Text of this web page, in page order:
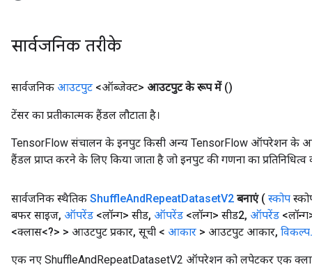
सार्वजनिक तरीके
सार्वजनिक आउटपुट <ऑब्जेक्ट> आउटपुट के रूप में ()
टेंसर का प्रतीकात्मक हैंडल लौटाता है।
TensorFlow संचालन के इनपुट किसी अन्य TensorFlow ऑपरेशन के
हैंडल प्राप्त करने के लिए किया जाता है जो इनपुट की गणना का प्रतिनिधित्व
सार्वजनिक स्थैतिक ShuffleAndRepeatDatasetV2 बनाएं ( स्कोप
बफर साइज, ऑपरेंड <लॉन्ग> सीड, ऑपरेंड <लॉन्ग> सीड2, ऑपरेंड
<क्लास<?> > आउटपुट प्रकार, सूची < आकार > आउटपुट आकार, विकल्प.
एक नए ShuffleAndRepeatDatasetV2 ऑपरेशन को लपेटकर एक क्लास